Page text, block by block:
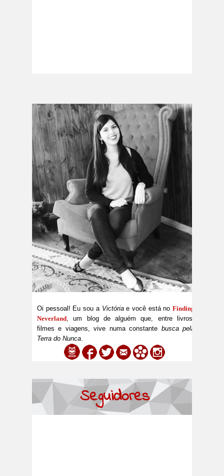
Oi pessoal! Eu sou a Victóriae você está no Finding
Neverland, um blog de alguém que, entre livros,
filmes e viagens, vive numa constante busca pela
Terra do Nunca.
Seguidores